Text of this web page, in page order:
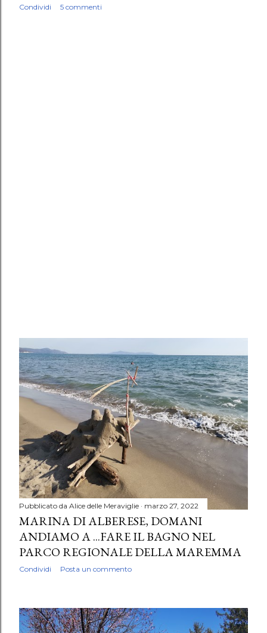
Condividi 5 commenti
Pubblicato da Alice delle Meraviglie marzo 27, 2022
MARINA DI ALBERESE, DOMANI
ANDIAMO A ...FARE IL BAGNO NEL
PARCO REGIONALE DELLA MAREMMA
Condividi Posta un commento